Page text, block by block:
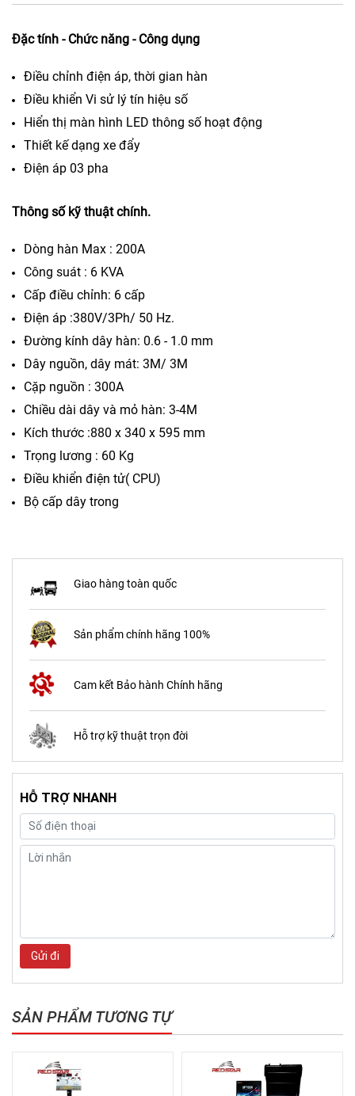
Đặc tính - Chức năng - Công dụng
Điều chỉnh điện áp, thời gian hàn
Điều khiển Vi sử lý tín hiệu số
Hiển thị màn hình LED thông số hoạt động
Thiết kế dạng xe đẩy
Điện áp 03 pha
Thông số kỹ thuật chính.
Dòng hàn Max : 200A
Công suát : 6 KVA
Cấp điều chỉnh: 6 cấp
Điện áp :380V/3Ph/ 50 Hz.
Đường kính dây hàn: 0.6 - 1.0 mm
Dây nguồn, dây mát: 3M/ 3M
Cặp nguồn : 300A
Chiều dài dây và mỏ hàn: 3-4M
Kích thước :880 x 340 x 595 mm
Trọng lương : 60 Kg
Điều khiển điện tử( CPU)
Bộ cấp dây trong
Giao hàng toàn quốc
Sản phẩm chính hãng 100%
Cam kết Bảo hành Chính hãng
Hỗ trợ kỹ thuật trọn đời
HỖ TRỢ NHANH
Gửi đi
SẢN PHẨM TƯƠNG TỰ